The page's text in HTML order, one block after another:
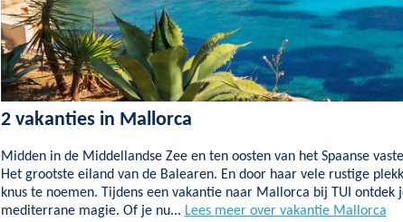
2 vakanties in Mallorca
Midden in de Middellandse Zee en ten oosten van het Spaanse
Het grootste eiland van de Balearen. En door haar vele rustige
knus te noemen. Tijdens een vakantie naar Mallorca bij TUI ontdek
mediterrane magie. Of je nu... Lees meer over vakantie Mallorca